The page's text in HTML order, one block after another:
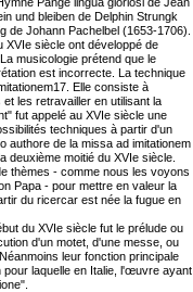
und bleiben de Delphin Strungk
de Johann Pachelbel (1653-1706).
XVIe siècle ont développé de
musicologie prétend que le
est incorrecte. La technique
Elle consiste à
les retravailler en utilisant la
fut appelé au XVIe siècle une
techniques à partir d'un
authore de la missa ad imitationem
moitié du XVIe siècle.
thèmes - comme nous les voyons
Papa - pour mettre en valeur la
du ricercar est née la fugue en
du XVIe siècle fut le prélude ou
d'un motet, d'une messe, ou
leur fonction principale
laquelle en Italie, l'œuvre ayant